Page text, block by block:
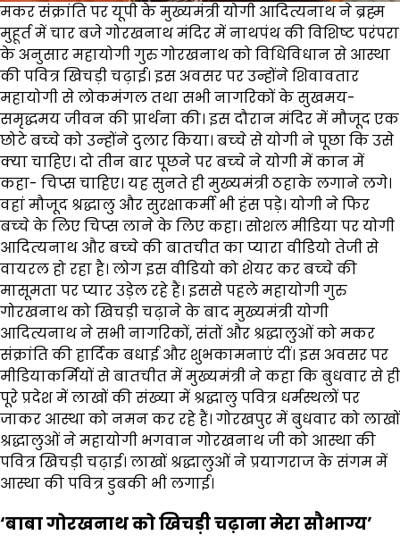
मकर संक्रांति पर यूपी के मुख्यमंत्री योगी आदित्यनाथ ने ब्रह्म
मुहूर्त में चार बजे गोरखनाथ मंदिर में नाथपंथ की विशिष्ट परंपरा
के अनुसार महायोगी गुरु गोरखनाथ को विधिविधान से आस्था
की पवित्र खिचड़ी चढ़ाई। इस अवसर पर उन्होंने शिवावतार
महायोगी से लोकमंगल तथा सभी नागरिकों के सुखमय-
समृद्धमय जीवन की प्रार्थना की। इस दौरान मंदिर में मौजूद एक
छोटे बच्‍चे को उन्‍होंने दुलार किया। बच्‍चे से योगी ने पूछा कि उसे
क्‍या चाहिए। दो तीन बार पूछने पर बच्‍चे ने योगी में कान में
कहा- चिप्‍स चाहिए। यह सुनते ही मुख्‍यमंत्री ठहाके लगाने लगे।
वहां मौजूद श्रद्धालु और सुरक्षाकर्मी भी हंस पड़े। योगी ने फिर
बच्‍चे के लिए चिप्‍स लाने के लिए कहा। सोशल मीडिया पर योगी
आदित्‍यनाथ और बच्‍चे की बातचीत का प्‍यारा वीडियो तेजी से
वायरल हो रहा है। लोग इस वीडियो को शेयर कर बच्‍चे की
मासूमता पर प्‍यार उड़ेल रहे हैं। इससे पहले महायोगी गुरु
गोरखनाथ को खिचड़ी चढ़ाने के बाद मुख्यमंत्री योगी
आदित्यनाथ ने सभी नागरिकों, संतों और श्रद्धालुओं को मकर
संक्रांति की हार्दिक बधाई और शुभकामनाएं दीं। इस अवसर पर
मीडियाकर्मियों से बातचीत में मुख्यमंत्री ने कहा कि बुधवार से ही
पूरे प्रदेश में लाखों की संख्या में श्रद्धालु पवित्र धर्मस्थलों पर
जाकर आस्था को नमन कर रहे हैं। गोरखपुर में बुधवार को लाखों
श्रद्धालुओं ने महायोगी भगवान गोरखनाथ जी को आस्था की
पवित्र खिचड़ी चढ़ाई। लाखों श्रद्धालुओं ने प्रयागराज के संगम में
आस्था की पवित्र डुबकी भी लगाई।
‘बाबा गोरखनाथ को खिचड़ी चढ़ाना मेरा सौभाग्य’